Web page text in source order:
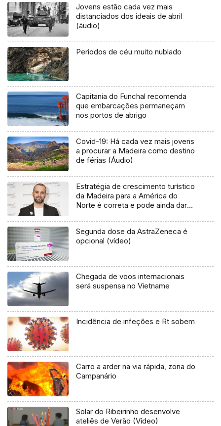
Jovens estão cada vez mais
distanciados dos ideais de abril
(áudio)
Períodos de céu muito nublado
Capitania do Funchal recomenda
que embarcações permaneçam
nos portos de abrigo
Covid-19: Há cada vez mais jovens
a procurar a Madeira como destino
de férias (Áudio)
Estratégia de crescimento turístico
da Madeira para a América do
Norte é correta e pode ainda dar
Segunda dose da AstraZeneca é
opcional (vídeo)
Chegada de voos internacionais
será suspensa no Vietname
Incidência de infeções e Rt sobem
Carro a arder na via rápida, zona do
Campanário
Solar do Ribeirinho desenvolve
ateliês de Verão (Vídeo)